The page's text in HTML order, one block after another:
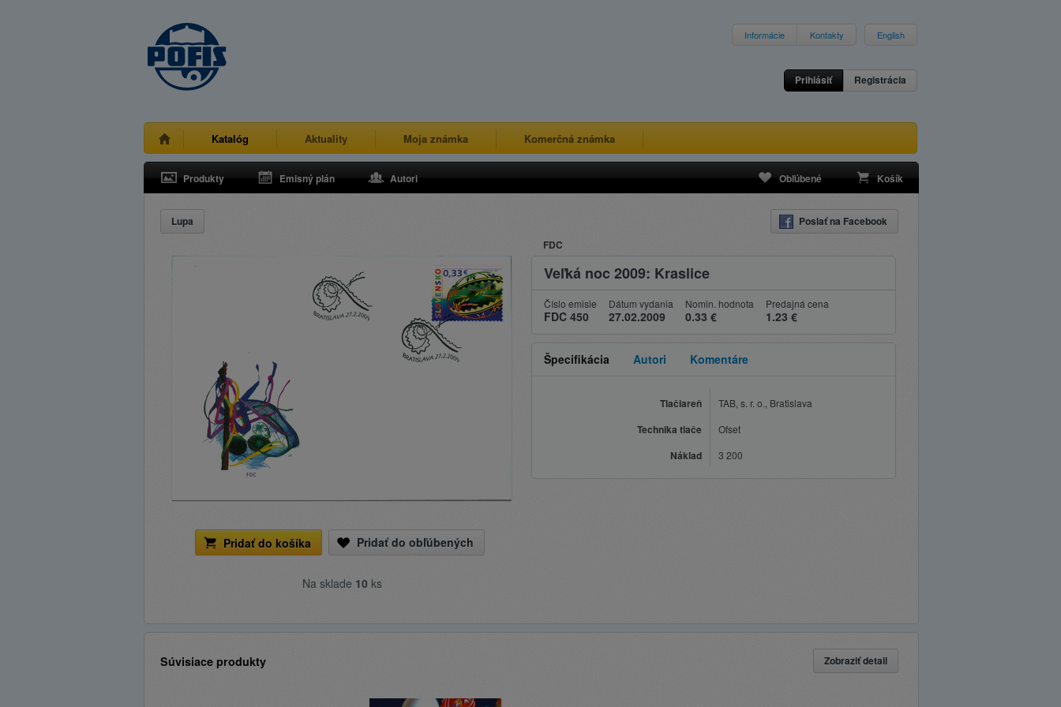
Informácie Kontakty English
Prihlásiť Registrácia
Katalóg Aktuality Moja známka Komerčná známka
Produkty Emisný plán Autori Obľúbené Košík
Lupa Poslať na Facebook
Pridať do košíka Pridať do obľúbených
Na sklade 10 ks
FDC
Veľká noc 2009: Kraslice
Číslo emisie
FDC 450
Dátum vydania
27.02.2009
Nomin. hodnota
0.33 €
Predajná cena
1.23 €
Špecifikácia Autori Komentáre
Tlačiareň TAB, s. r. o., Bratislava
Technika tlače Ofset
Náklad 3 200
Súvisiace produkty Zobraziť detail